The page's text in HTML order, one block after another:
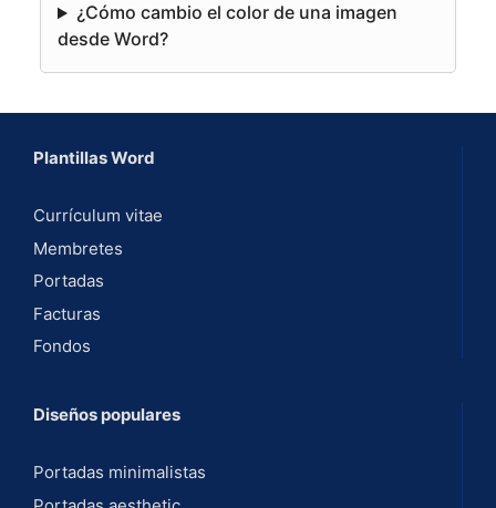
¿Cómo cambio el color de una imagen
desde Word?
Plantillas Word
Currículum vitae
Membretes
Portadas
Facturas
Fondos
Diseños populares
Portadas minimalistas